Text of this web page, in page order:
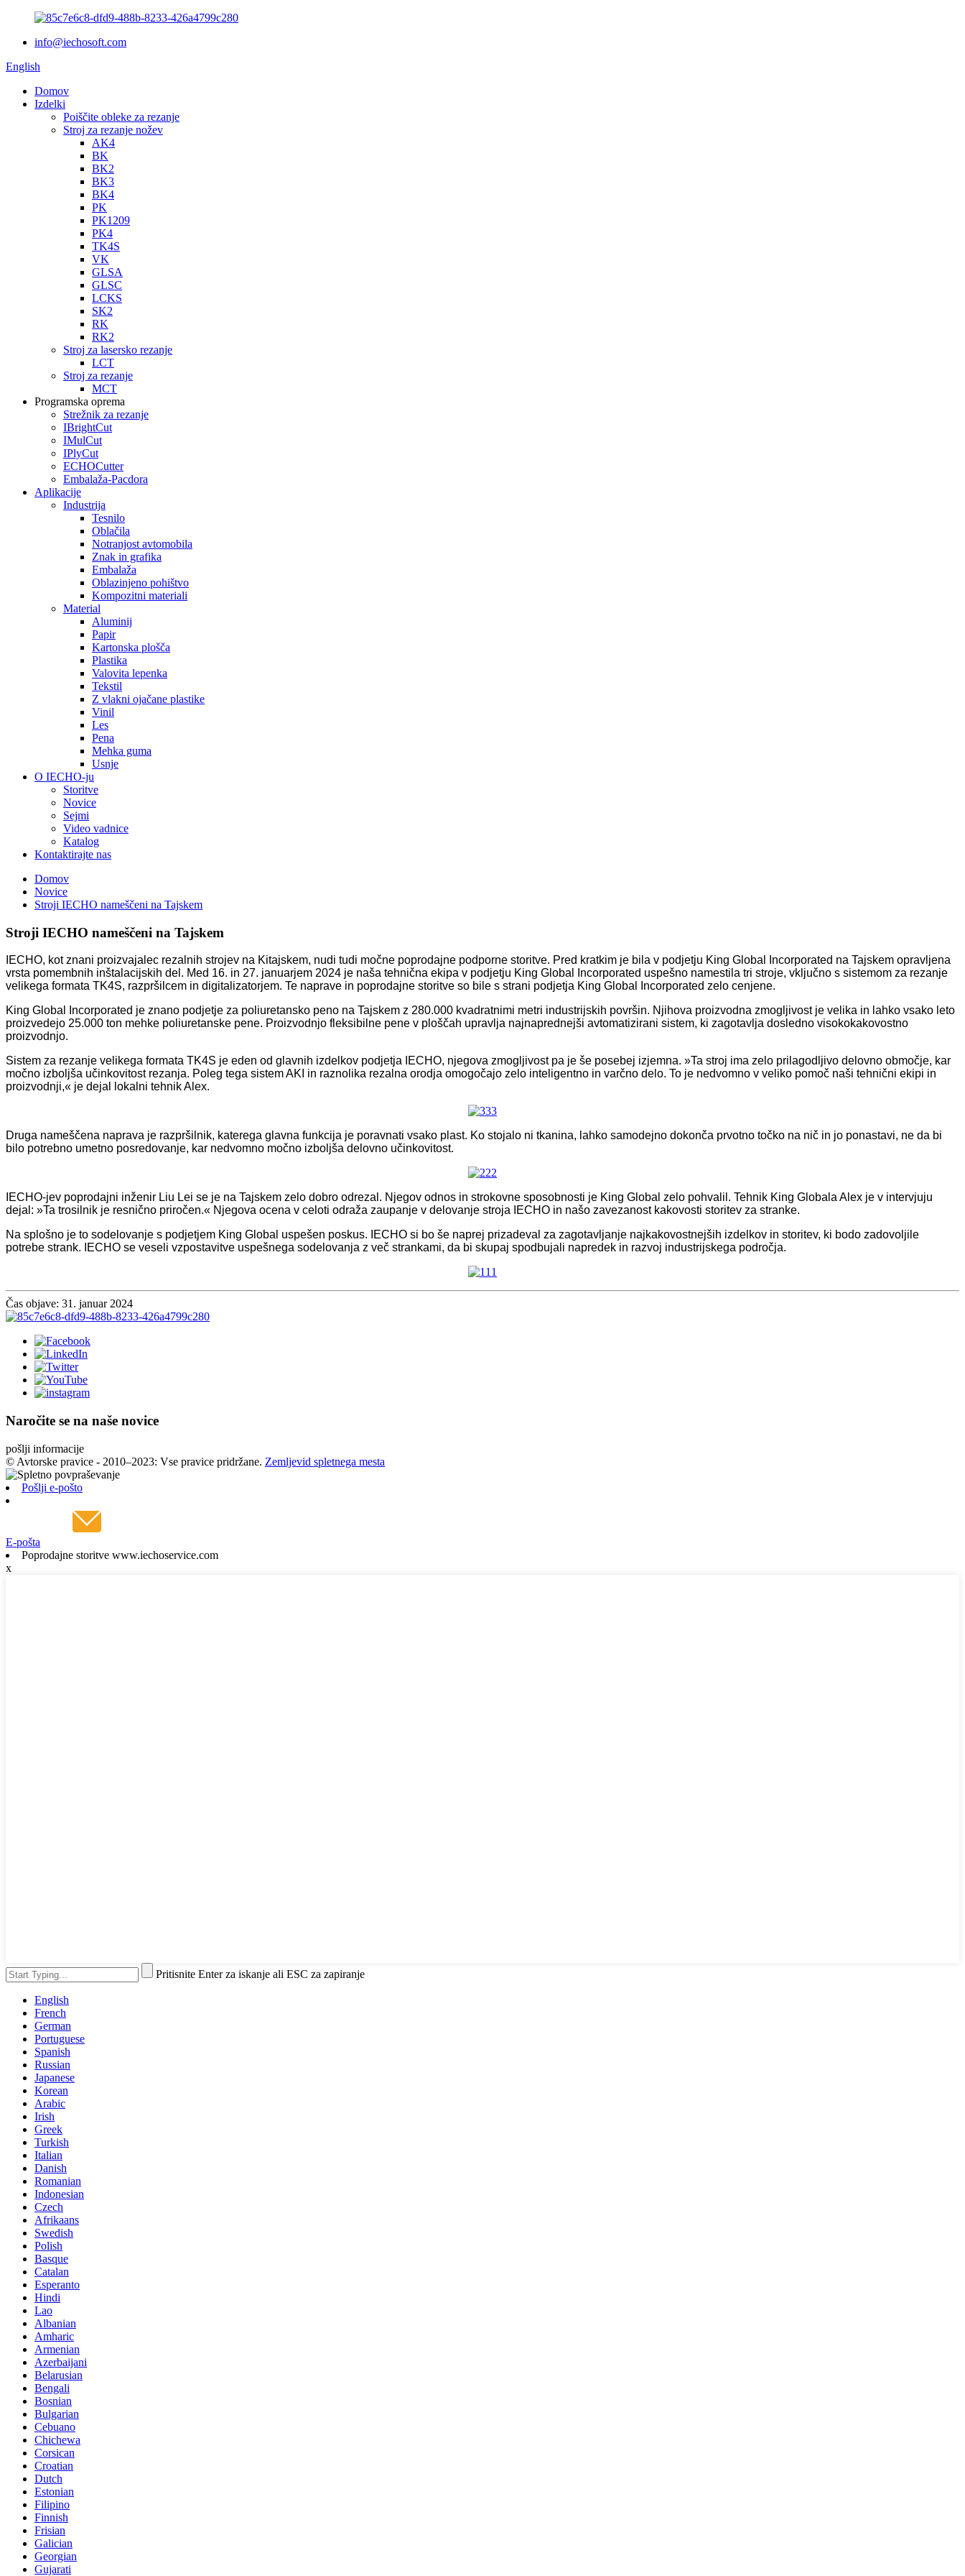
info@iechosoft.com
English
Domov
Izdelki
Poiščite obleke za rezanje
Stroj za rezanje nožev
AK4
BK
BK2
BK3
BK4
PK
PK1209
PK4
TK4S
VK
GLSA
GLSC
LCKS
SK2
RK
RK2
Stroj za lasersko rezanje
LCT
Stroj za rezanje
MCT
Programska oprema
Strežnik za rezanje
IBrightCut
IMulCut
IPlyCut
ECHOCutter
Embalaža-Pacdora
Aplikacije
Industrija
Tesnilo
Oblačila
Notranjost avtomobila
Znak in grafika
Embalaža
Oblazinjeno pohištvo
Kompozitni materiali
Material
Aluminij
Papir
Kartonska plošča
Plastika
Valovita lepenka
Tekstil
Z vlakni ojačane plastike
Vinil
Les
Pena
Mehka guma
Usnje
O IECHO-ju
Storitve
Novice
Sejmi
Video vadnice
Katalog
Kontaktirajte nas
Domov
Novice
Stroji IECHO nameščeni na Tajskem
Stroji IECHO nameščeni na Tajskem
IECHO, kot znani proizvajalec rezalnih strojev na Kitajskem, nudi tudi močne poprodajne podporne storitve. Pred kratkim je bila v podjetju King Global Incorporated na Tajskem opravljena
vrsta pomembnih inštalacijskih del. Med 16. in 27. januarjem 2024 je naša tehnična ekipa v podjetju King Global Incorporated uspešno namestila tri stroje, vključno s sistemom za rezanje
velikega formata TK4S, razpršilcem in digitalizatorjem. Te naprave in poprodajne storitve so bile s strani podjetja King Global Incorporated zelo cenjene.
King Global Incorporated je znano podjetje za poliuretansko peno na Tajskem z 280.000 kvadratnimi metri industrijskih površin. Njihova proizvodna zmogljivost je velika in lahko vsako leto
proizvedejo 25.000 ton mehke poliuretanske pene. Proizvodnjo fleksibilne pene v ploščah upravlja najnaprednejši avtomatizirani sistem, ki zagotavlja dosledno visokokakovostno
proizvodnjo.
Sistem za rezanje velikega formata TK4S je eden od glavnih izdelkov podjetja IECHO, njegova zmogljivost pa je še posebej izjemna. »Ta stroj ima zelo prilagodljivo delovno območje, kar
močno izboljša učinkovitost rezanja. Poleg tega sistem AKI in raznolika rezalna orodja omogočajo zelo inteligentno in varčno delo. To je nedvomno v veliko pomoč naši tehnični ekipi in
proizvodnji,« je dejal lokalni tehnik Alex.
Druga nameščena naprava je razpršilnik, katerega glavna funkcija je poravnati vsako plast. Ko stojalo ni tkanina, lahko samodejno dokonča prvotno točko na nič in jo ponastavi, ne da bi
bilo potrebno umetno posredovanje, kar nedvomno močno izboljša delovno učinkovitost.
IECHO-jev poprodajni inženir Liu Lei se je na Tajskem zelo dobro odrezal. Njegov odnos in strokovne sposobnosti je King Global zelo pohvalil. Tehnik King Globala Alex je v intervjuju
dejal: »Ta trosilnik je resnično priročen.« Njegova ocena v celoti odraža zaupanje v delovanje stroja IECHO in našo zavezanost kakovosti storitev za stranke.
Na splošno je to sodelovanje s podjetjem King Global uspešen poskus. IECHO si bo še naprej prizadeval za zagotavljanje najkakovostnejših izdelkov in storitev, ki bodo zadovoljile
potrebe strank. IECHO se veseli vzpostavitve uspešnega sodelovanja z več strankami, da bi skupaj spodbujali napredek in razvoj industrijskega področja.
Čas objave: 31. januar 2024
Naročite se na naše novice
pošlji informacije
© Avtorske pravice - 2010–2023: Vse pravice pridržane. Zemljevid spletnega mesta
Pošlji e-pošto
E-pošta
Poprodajne storitve www.iechoservice.com
x
Pritisnite Enter za iskanje ali ESC za zapiranje
English
French
German
Portuguese
Spanish
Russian
Japanese
Korean
Arabic
Irish
Greek
Turkish
Italian
Danish
Romanian
Indonesian
Czech
Afrikaans
Swedish
Polish
Basque
Catalan
Esperanto
Hindi
Lao
Albanian
Amharic
Armenian
Azerbaijani
Belarusian
Bengali
Bosnian
Bulgarian
Cebuano
Chichewa
Corsican
Croatian
Dutch
Estonian
Filipino
Finnish
Frisian
Galician
Georgian
Gujarati